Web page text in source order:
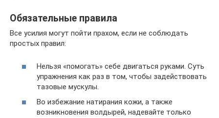
Обязательные правила
Все усилия могут пойти прахом, если не соблюдать
простых правил:
Нельзя «помогать» себе двигаться руками. Суть
упражнения как раз в том, чтобы задействовать
тазовые мускулы.
Во избежание натирания кожи, а также
возникновения волдырей, надевайте только